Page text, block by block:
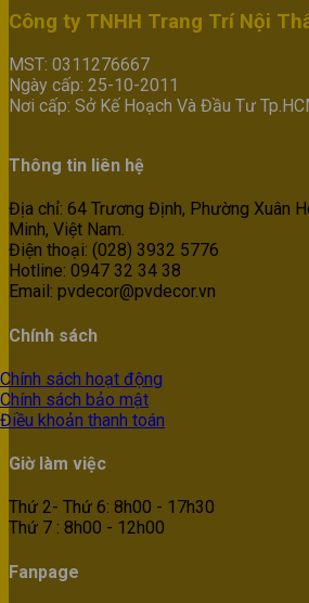
Công ty TNHH Trang Trí Nội
MST: 0311276667
Ngày cấp: 25-10-2011
Nơi cấp: Sở Kế Hoạch Và Đầu Tư
Thông tin liên hệ
Địa chỉ: 64 Trương Định, Phường Xuân
Minh, Việt Nam.
Điện thoại: (028) 3932 5776
Hotline: 0947 32 34 38
Email: pvdecor@pvdecor.vn
Chính sách
Chính sách hoạt động
Chính sách bảo mật
Điều khoản thanh toán
Giờ làm việc
Thứ 2- Thứ 6: 8h00 - 17h30
Thứ 7 : 8h00 - 12h00
Fanpage